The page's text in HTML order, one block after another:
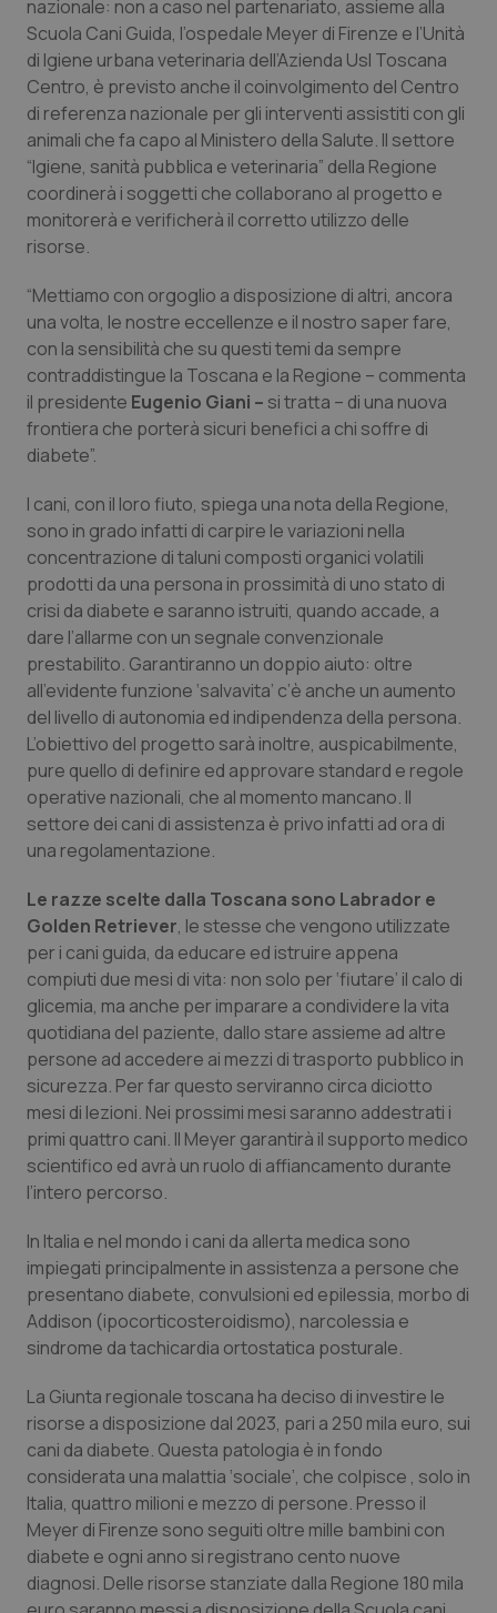
Marche
Molise
Piemonte
Provincia Autonoma di Bolzano
Puglia
Sardegna
Sicilia
Toscana
Umbria
Valle D’Aosta
Veneto
Donna & Salute
Epatiti
HIV
Infezioni & Febbre
Malattie rare
Malattia di Crohn & Rettocolite Ulcerosa
Neuroscienze & patologie neurodegenerative
Obesità
Oftalmologia
Oncodermatologia
Oncoematologia
Oncologia & Nutrizione
Psoriasi & pelle
Quotidiano Cardiologia
Quotidiano Chirurgia
Quotidiano Oncologia
Quotidiano Pediatria
Rene & patologie urogenitali
Salute orale & impianti
Sangue & coagulazione
Tiroide
Tumore al seno
Tumori del Polmone & Testa Collo
Tumori gastrointestinali
Ulcera & Reflusso
Vaccini
nazionale: non a caso nel partenariato, assieme alla
Scuola Cani Guida, l’ospedale Meyer di Firenze e l’Unità
di Igiene urbana veterinaria dell’Azienda Usl Toscana
Centro, è previsto anche il coinvolgimento del Centro
di referenza nazionale per gli interventi assistiti con gli
animali che fa capo al Ministero della Salute. Il settore
“Igiene, sanità pubblica e veterinaria” della Regione
coordinerà i soggetti che collaborano al progetto e
monitorerà e verificherà il corretto utilizzo delle
risorse.
“Mettiamo con orgoglio a disposizione di altri, ancora
una volta, le nostre eccellenze e il nostro saper fare,
con la sensibilità che su questi temi da sempre
contraddistingue la Toscana e la Regione – commenta
il presidente Eugenio Giani – si tratta – di una nuova
frontiera che porterà sicuri benefici a chi soffre di
diabete”.
I cani, con il loro fiuto, spiega una nota della Regione,
sono in grado infatti di carpire le variazioni nella
concentrazione di taluni composti organici volatili
prodotti da una persona in prossimità di uno stato di
crisi da diabete e saranno istruiti, quando accade, a
dare l’allarme con un segnale convenzionale
prestabilito. Garantiranno un doppio aiuto: oltre
all’evidente funzione ‘salvavita’ c’è anche un aumento
del livello di autonomia ed indipendenza della persona.
L’obiettivo del progetto sarà inoltre, auspicabilmente,
pure quello di definire ed approvare standard e regole
operative nazionali, che al momento mancano. Il
settore dei cani di assistenza è privo infatti ad ora di
una regolamentazione.
Le razze scelte dalla Toscana sono Labrador e
Golden Retriever, le stesse che vengono utilizzate
per i cani guida, da educare ed istruire appena
compiuti due mesi di vita: non solo per ‘fiutare’ il calo di
glicemia, ma anche per imparare a condividere la vita
quotidiana del paziente, dallo stare assieme ad altre
persone ad accedere ai mezzi di trasporto pubblico in
sicurezza. Per far questo serviranno circa diciotto
mesi di lezioni. Nei prossimi mesi saranno addestrati i
primi quattro cani. Il Meyer garantirà il supporto medico
scientifico ed avrà un ruolo di affiancamento durante
l’intero percorso.
In Italia e nel mondo i cani da allerta medica sono
impiegati principalmente in assistenza a persone che
presentano diabete, convulsioni ed epilessia, morbo di
Addison (ipocorticosteroidismo), narcolessia e
sindrome da tachicardia ortostatica posturale.
La Giunta regionale toscana ha deciso di investire le
risorse a disposizione dal 2023, pari a 250 mila euro, sui
cani da diabete. Questa patologia è in fondo
considerata una malattia ‘sociale’, che colpisce , solo in
Italia, quattro milioni e mezzo di persone. Presso il
Meyer di Firenze sono seguiti oltre mille bambini con
diabete e ogni anno si registrano cento nuove
diagnosi. Delle risorse stanziate dalla Regione 180 mila